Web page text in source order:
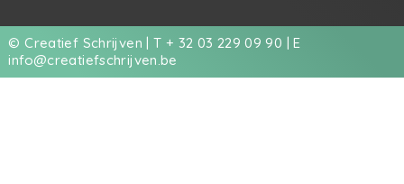
© Creatief Schrijven | T + 32 03 229 09 90 | E
info@creatiefschrijven.be